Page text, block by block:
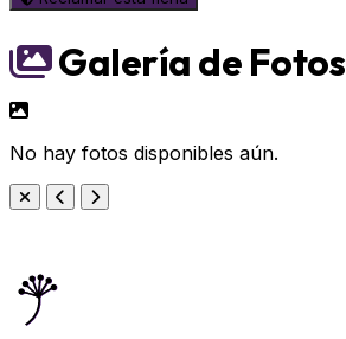
Galería de Fotos
No hay fotos disponibles aún.